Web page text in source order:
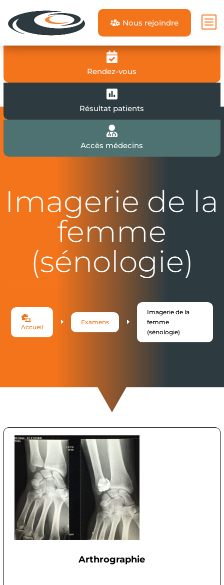
 Nous rejoindre b

Rendez-vous

Résultat patients

Accès médecins
Imagerie de la
femme
(sénologie)

Accueil
E Examens E
Imagerie de la
femme
(sénologie)
Arthrographie